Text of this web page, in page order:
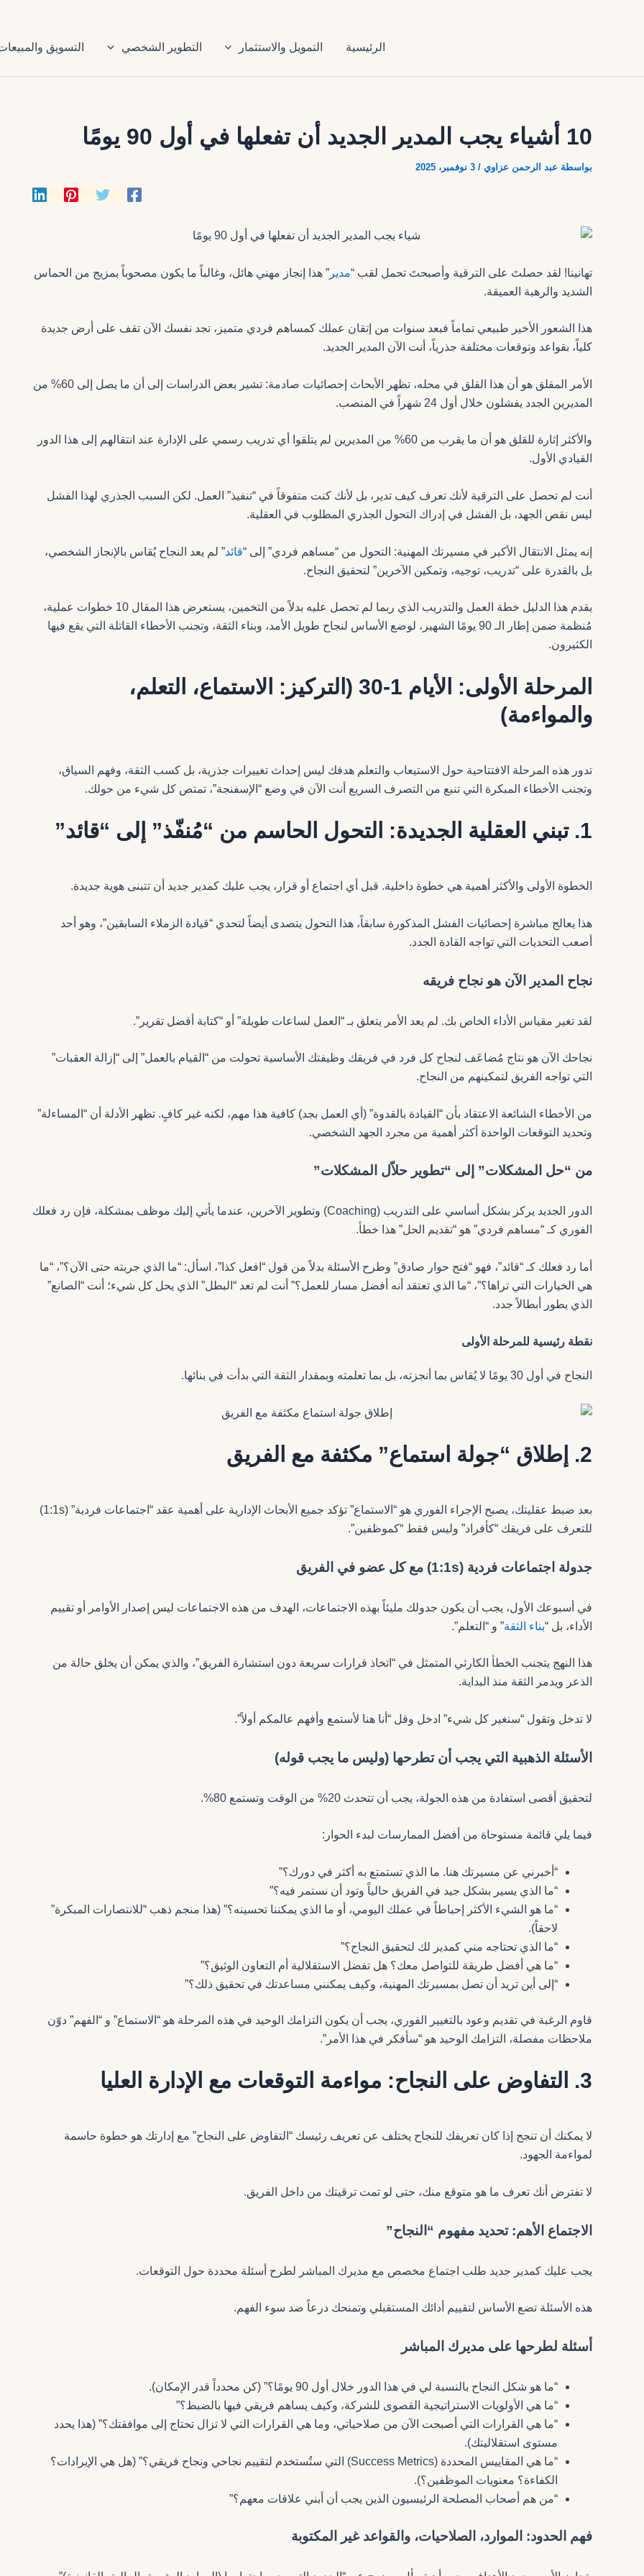
الرئيسية التمويل والاستثمار التطوير الشخصي التسويق
10 أشياء يجب المدير الجديد أن تفعلها في أول 90 يومًا
بواسطة عبد الرحمن عزاوي / 3 نوفمبر، 2025
تهانينا! لقد حصلتَ على الترقية وأصبحتَ تحمل لقب “مدير ” هذا إنجاز مهني هائل، وغالباً ما يكون مصحوباً بمزيج من الحماس
الشديد والرهبة العميقة.
هذا الشعور الأخير طبيعي تماماً فبعد سنوات من إتقان عملك كمساهم فردي متميز، تجد نفسك الآن تقف على أرض جديدة
كلياً، بقواعد وتوقعات مختلفة جذرياً، أنت الآن المدير الجديد.
الأمر المقلق هو أن هذا القلق في محله، تظهر الأبحاث إحصائيات صادمة: تشير بعض الدراسات إلى أن ما يصل إلى 60% من
المديرين الجدد يفشلون خلال أول 24 شهراً في المنصب.
والأكثر إثارة للقلق هو أن ما يقرب من 60% من المديرين لم يتلقوا أي تدريب رسمي على الإدارة عند انتقالهم إلى هذا الدور
القيادي الأول.
أنت لم تحصل على الترقية لأنك تعرف كيف تدير، بل لأنك كنت متفوقاً في “تنفيذ” العمل. لكن السبب الجذري لهذا الفشل
ليس نقص الجهد، بل الفشل في إدراك التحول الجذري المطلوب في العقلية.
إنه يمثل الانتقال الأكبر في مسيرتك المهنية: التحول من “مساهم فردي” إلى “قائد” لم يعد النجاح يُقاس بالإنجاز الشخصي،
بل بالقدرة على “تدريب، توجيه، وتمكين الآخرين” لتحقيق النجاح.
يقدم هذا الدليل خطة العمل والتدريب الذي ربما لم تحصل عليه بدلاً من التخمين، يستعرض هذا المقال 10 خطوات عملية،
مُنظمة ضمن إطار الـ 90 يومًا الشهير، لوضع الأساس لنجاح طويل الأمد، وبناء الثقة، وتجنب الأخطاء القاتلة التي يقع فيها
الكثيرون.
المرحلة الأولى: الأيام 1-30 (التركيز: الاستماع، التعلم،
والمواءمة)
تدور هذه المرحلة الافتتاحية حول الاستيعاب والتعلم هدفك ليس إحداث تغييرات جذرية، بل كسب الثقة، وفهم السياق،
وتجنب الأخطاء المبكرة التي تنبع من التصرف السريع أنت الآن في وضع “الإسفنجة”، تمتص كل شيء من حولك.
1. تبني العقلية الجديدة: التحول الحاسم من “مُنفّذ” إلى “قائد”
الخطوة الأولى والأكثر أهمية هي خطوة داخلية. قبل أي اجتماع أو قرار، يجب عليك كمدير جديد أن تتبنى هوية جديدة.
هذا يعالج مباشرة إحصائيات الفشل المذكورة سابقاً، هذا التحول يتصدى أيضاً لتحدي “قيادة الزملاء السابقين”، وهو أحد
أصعب التحديات التي تواجه القادة الجدد.
نجاح المدير الآن هو نجاح فريقه
لقد تغير مقياس الأداء الخاص بك. لم يعد الأمر يتعلق بـ “العمل لساعات طويلة” أو “كتابة أفضل تقرير”.
نجاحك الآن هو نتاج مُضاعَف لنجاح كل فرد في فريقك وظيفتك الأساسية تحولت من “القيام بالعمل” إلى “إزالة العقبات”
التي تواجه الفريق لتمكينهم من النجاح.
من الأخطاء الشائعة الاعتقاد بأن “القيادة بالقدوة” (أي العمل بجد) كافية هذا مهم، لكنه غير كافٍ. تظهر الأدلة أن “المساءلة”
وتحديد التوقعات الواحدة أكثر أهمية من مجرد الجهد الشخصي.
من “حل المشكلات” إلى “تطوير حلاّل المشكلات”
الدور الجديد يركز بشكل أساسي على التدريب (Coaching) وتطوير الآخرين، عندما يأتي إليك موظف بمشكلة، فإن رد فعلك
الفوري كـ “مساهم فردي” هو “تقديم الحل” هذا خطأ.
أما رد فعلك كـ “قائد”، فهو “فتح حوار صادق” وطرح الأسئلة بدلاً من قول “افعل كذا”، اسأل: “ما الذي جربته حتى الآن؟”، “ما
هي الخيارات التي تراها؟”، “ما الذي تعتقد أنه أفضل مسار للعمل؟” أنت لم تعد “البطل” الذي يحل كل شيء؛ أنت “الصانع”
الذي يطور أبطالاً جدد.
نقطة رئيسية للمرحلة الأولى
النجاح في أول 30 يومًا لا يُقاس بما أنجزته، بل بما تعلمته وبمقدار الثقة التي بدأت في بنائها.
2. إطلاق “جولة استماع” مكثفة مع الفريق
بعد ضبط عقليتك، يصبح الإجراء الفوري هو “الاستماع” تؤكد جميع الأبحاث الإدارية على أهمية عقد “اجتماعات فردية” (1:1s)
للتعرف على فريقك “كأفراد” وليس فقط “كموظفين”.
جدولة اجتماعات فردية (1:1s) مع كل عضو في الفريق
في أسبوعك الأول، يجب أن يكون جدولك مليئاً بهذه الاجتماعات، الهدف من هذه الاجتماعات ليس إصدار الأوامر أو تقييم
الأداء، بل “بناء الثقة” و “التعلم”.
هذا النهج يتجنب الخطأ الكارثي المتمثل في “اتخاذ قرارات سريعة دون استشارة الفريق”، والذي يمكن أن يخلق حالة من
الذعر ويدمر الثقة منذ البداية.
لا تدخل وتقول “سنغير كل شيء” ادخل وقل “أنا هنا لأستمع وأفهم عالمكم أولاً”.
الأسئلة الذهبية التي يجب أن تطرحها (وليس ما يجب قوله)
لتحقيق أقصى استفادة من هذه الجولة، يجب أن تتحدث 20% من الوقت وتستمع 80%.
فيما يلي قائمة مستوحاة من أفضل الممارسات لبدء الحوار:
“أخبرني عن مسيرتك هنا. ما الذي تستمتع به أكثر في دورك؟”
“ما الذي يسير بشكل جيد في الفريق حالياً وتود أن نستمر فيه؟”
“ما هو الشيء الأكثر إحباطاً في عملك اليومي، أو ما الذي يمكننا تحسينه؟” (هذا منجم ذهب “للانتصارات المبكرة”
لاحقاً).
“ما الذي تحتاجه مني كمدير لك لتحقيق النجاح؟”
“ما هي أفضل طريقة للتواصل معك؟ هل تفضل الاستقلالية أم التعاون الوثيق؟”
“إلى أين تريد أن تصل بمسيرتك المهنية، وكيف يمكنني مساعدتك في تحقيق ذلك؟”
قاوم الرغبة في تقديم وعود بالتغيير الفوري، يجب أن يكون التزامك الوحيد في هذه المرحلة هو “الاستماع” و “الفهم” دوّن
ملاحظات مفصلة، التزامك الوحيد هو “سأفكر في هذا الأمر”.
3. التفاوض على النجاح: مواءمة التوقعات مع الإدارة العليا
لا يمكنك أن تنجح إذا كان تعريفك للنجاح يختلف عن تعريف رئيسك “التفاوض على النجاح” مع إدارتك هو خطوة حاسمة
لمواءمة الجهود.
لا تفترض أنك تعرف ما هو متوقع منك، حتى لو تمت ترقيتك من داخل الفريق.
الاجتماع الأهم: تحديد مفهوم “النجاح”
يجب عليك كمدير جديد طلب اجتماع مخصص مع مديرك المباشر لطرح أسئلة محددة حول التوقعات.
هذه الأسئلة تضع الأساس لتقييم أدائك المستقبلي وتمنحك درعاً ضد سوء الفهم.
أسئلة لطرحها على مديرك المباشر
“ما هو شكل النجاح بالنسبة لي في هذا الدور خلال أول 90 يومًا؟” (كن محدداً قدر الإمكان).
“ما هي الأولويات الاستراتيجية القصوى للشركة، وكيف يساهم فريقي فيها بالضبط؟”
“ما هي القرارات التي أصبحت الآن من صلاحياتي، وما هي القرارات التي لا تزال تحتاج إلى موافقتك؟” (هذا يحدد
مستوى استقلاليتك).
“ما هي المقاييس المحددة (Success Metrics) التي ستُستخدم لتقييم نجاحي ونجاح فريقي؟” (هل هي الإيرادات؟
الكفاءة؟ معنويات الموظفين؟).
“من هم أصحاب المصلحة الرئيسيون الذين يجب أن أبني علاقات معهم؟”
فهم الحدود: الموارد، الصلاحيات، والقواعد غير المكتوبة